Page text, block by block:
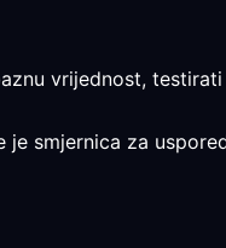
vrijednost,
smjernica za